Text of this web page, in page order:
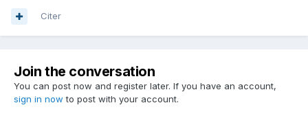
Citer
Join the conversation
You can post now and register later. If you have an account,
sign in now to post with your account.